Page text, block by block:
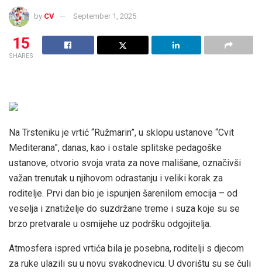
by CV September 1, 2025
15
SHARES
Na Trsteniku je vrtić “Ružmarin”, u sklopu ustanove “Cvit
Mediterana”, danas, kao i ostale splitske pedagoške
ustanove, otvorio svoja vrata za nove mališane, označivši
važan trenutak u njihovom odrastanju i veliki korak za
roditelje. Prvi dan bio je ispunjen šarenilom emocija – od
veselja i znatiželje do suzdržane treme i suza koje su se
brzo pretvarale u osmijehe uz podršku odgojitelja.
Atmosfera ispred vrtića bila je posebna, roditelji s djecom
za ruke ulazili su u novu svakodnevicu. U dvorištu su se čuli